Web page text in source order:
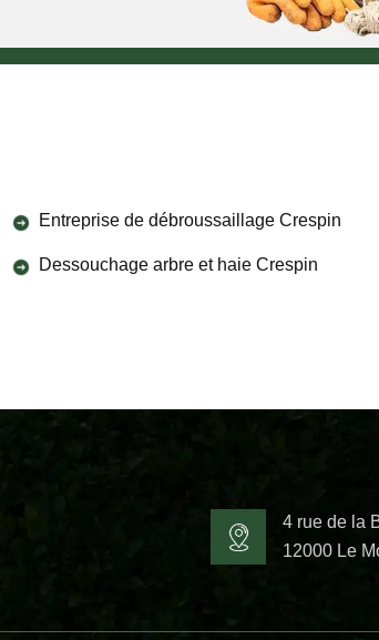
Entreprise de débroussaillage Crespin
Dessouchage arbre et haie Crespin
4 rue de la
12000 Le